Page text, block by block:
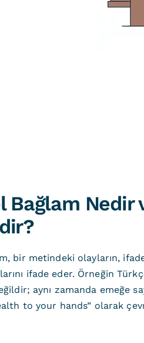
Bağlam Nedir
bir metindeki olayların,
ifade eder. Örneğin
aynı zamanda emeğe
to your hands” olarak